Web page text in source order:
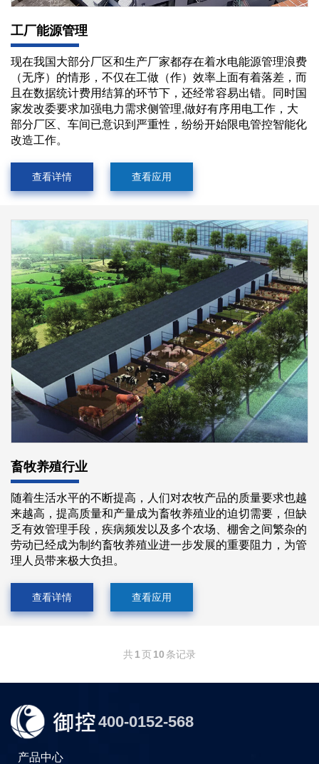
工厂能源管理
现在我国大部分厂区和生产厂家都存在着水电能源管理浪费
（无序）的情形，不仅在工做（作）效率上面有着落差，而
且在数据统计费用结算的环节下，还经常容易出错。同时国
家发改委要求加强电力需求侧管理,做好有序用电工作，大
部分厂区、车间已意识到严重性，纷纷开始限电管控智能化
改造工作。
查看详情 查看应用
畜牧养殖行业
随着生活水平的不断提高，人们对农牧产品的质量要求也越
来越高，提高质量和产量成为畜牧养殖业的迫切需要，但缺
乏有效管理手段，疾病频发以及多个农场、棚舍之间繁杂的
劳动已经成为制约畜牧养殖业进一步发展的重要阻力，为管
理人员带来极大负担。
查看详情 查看应用
共1页10 条记录
400-0152-568
产品中心